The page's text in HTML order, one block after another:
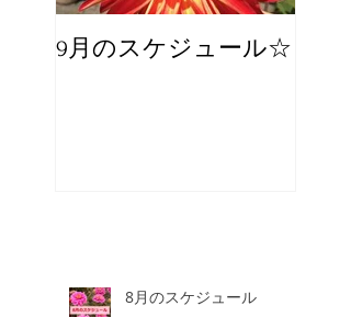
9月のスケジュール☆
8月のスケジュール